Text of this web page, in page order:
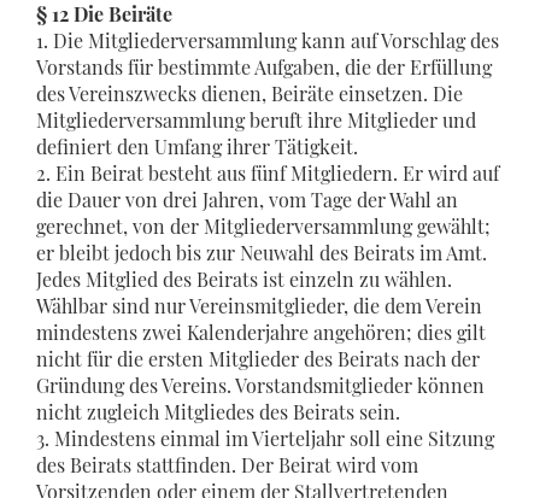
§ 12 Die Beiräte
1. Die Mitgliederversammlung kann auf Vorschlag des
Vorstands für bestimmte Aufgaben, die der Erfüllung
des Vereinszwecks dienen, Beiräte einsetzen. Die
Mitgliederversammlung beruft ihre Mitglieder und
definiert den Umfang ihrer Tätigkeit.
2. Ein Beirat besteht aus fünf Mitgliedern. Er wird auf
die Dauer von drei Jahren, vom Tage der Wahl an
gerechnet, von der Mitgliederversammlung gewählt;
er bleibt jedoch bis zur Neuwahl des Beirats im Amt.
Jedes Mitglied des Beirats ist einzeln zu wählen.
Wählbar sind nur Vereinsmitglieder, die dem Verein
mindestens zwei Kalenderjahre angehören; dies gilt
nicht für die ersten Mitglieder des Beirats nach der
Gründung des Vereins. Vorstandsmitglieder können
nicht zugleich Mitgliedes des Beirats sein.
3. Mindestens einmal im Vierteljahr soll eine Sitzung
des Beirats stattfinden. Der Beirat wird vom
Vorsitzenden oder einem der Stallvertretenden